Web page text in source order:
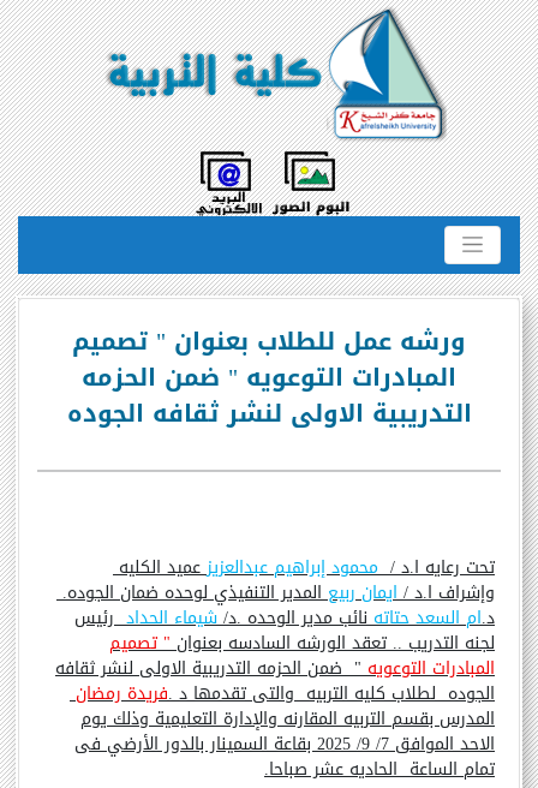
ورشه عمل للطلاب بعنوان " تصميم
المبادرات التوعويه " ضمن الحزمه
التدريبية الاولى لنشر ثقافه الجوده
تحت رعايه ا.د / محمود إبراهيم عبدالعزيزعميد الكليه
وإشراف ا.د /ايمان ربيعالمدير التنفيذي لوحده ضمان الجوده.
د.ام السعد حتاتهنائب مدير الوحده .د/شيماء الحداد رئيس
لجنه التدريب .. تعقد الورشه السادسه بعنوان" تصميم
المبادرات التوعويه" ضمن الحزمه التدريبية الاولى لنشر ثقافه
الجوده لطلاب كليه التربيه والتى تقدمها د .فريدة رمضان
المدرس بقسم التربيه المقارنه والإدارة التعليمية وذلك يوم
الاحد الموافق 7/ 9/ 2025 بقاعة السمينار بالدور الأرضي فى
تمام الساعة الحاديه عشر صباحا.